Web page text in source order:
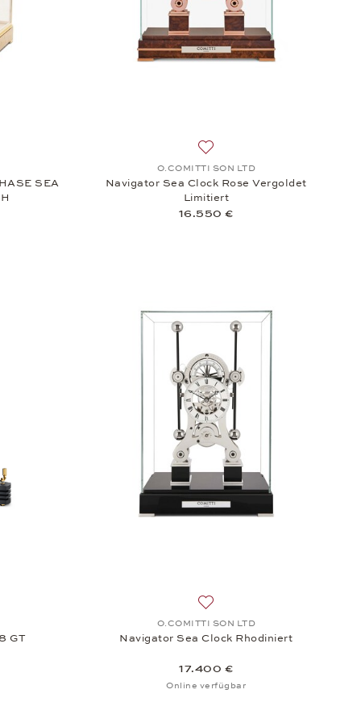
SEA
O.COMITTI SON LTD
Navigator Sea Clock Rose Vergoldet
Limitiert
16.550 €
GT
O.COMITTI SON LTD
Navigator Sea Clock Rhodiniert
17.400 €
Online verfügbar